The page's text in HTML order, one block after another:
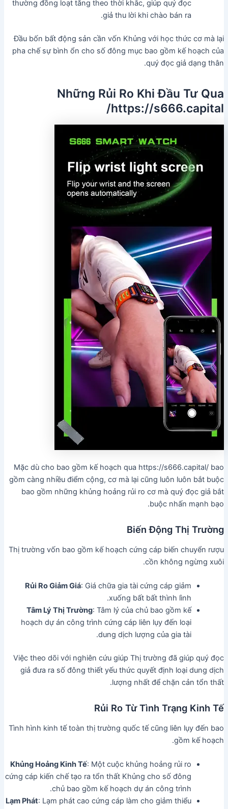
thường đồng loạt tăng theo thời khắc, giúp quý đọc
giả thu lời khi chào bán ra.
Đầu bốn bất động sản cần vốn Khủng với học thức cơ mà lại
pha chế sự bình ổn cho số đông mục bao gồm kế hoạch của
quý đọc giả dạng thân.
Những Rủi Ro Khi Đầu Tư Qua
https://s666.capital/
Mặc dù cho bao gồm kế hoạch qua https://s666.capital/ bao
gồm càng nhiều điểm cộng, cơ mà lại cũng luôn luôn bắt buộc
bao gồm những khủng hoảng rủi ro cơ mà quý đọc giả bắt
buộc nhấn mạnh bạo.
Biến Động Thị Trường
Thị trường vốn bao gồm kế hoạch cứng cáp biến chuyển rượu
cồn không ngừng xuôi.
Rủi Ro Giảm Giá: Giá chữa gia tài cứng cáp giảm
xuống bất bất thình lình.
Tâm Lý Thị Trường: Tâm lý của chủ bao gồm kế
hoạch dự án công trình cứng cáp liên lụy đến loại
dung dịch lượng của gia tài.
Việc theo dõi với nghiên cứu giúp Thị trường đã giúp quý đọc
giả đưa ra số đông thiết yếu thức quyết định loại dung dịch
lượng nhất để chặn cản tổn thất.
Rủi Ro Từ Tình Trạng Kinh Tế
Tình hình kinh tế toàn thị trường quốc tế cũng liên lụy đến bao
gồm kế hoạch.
Khủng Hoảng Kinh Tế: Một cuộc khủng hoảng rủi ro
cứng cáp kiến chế tạo ra tổn thất Khủng cho số đông
chủ bao gồm kế hoạch dự án công trình.
Lạm Phát: Lạm phát cao cứng cáp làm cho giảm thiểu